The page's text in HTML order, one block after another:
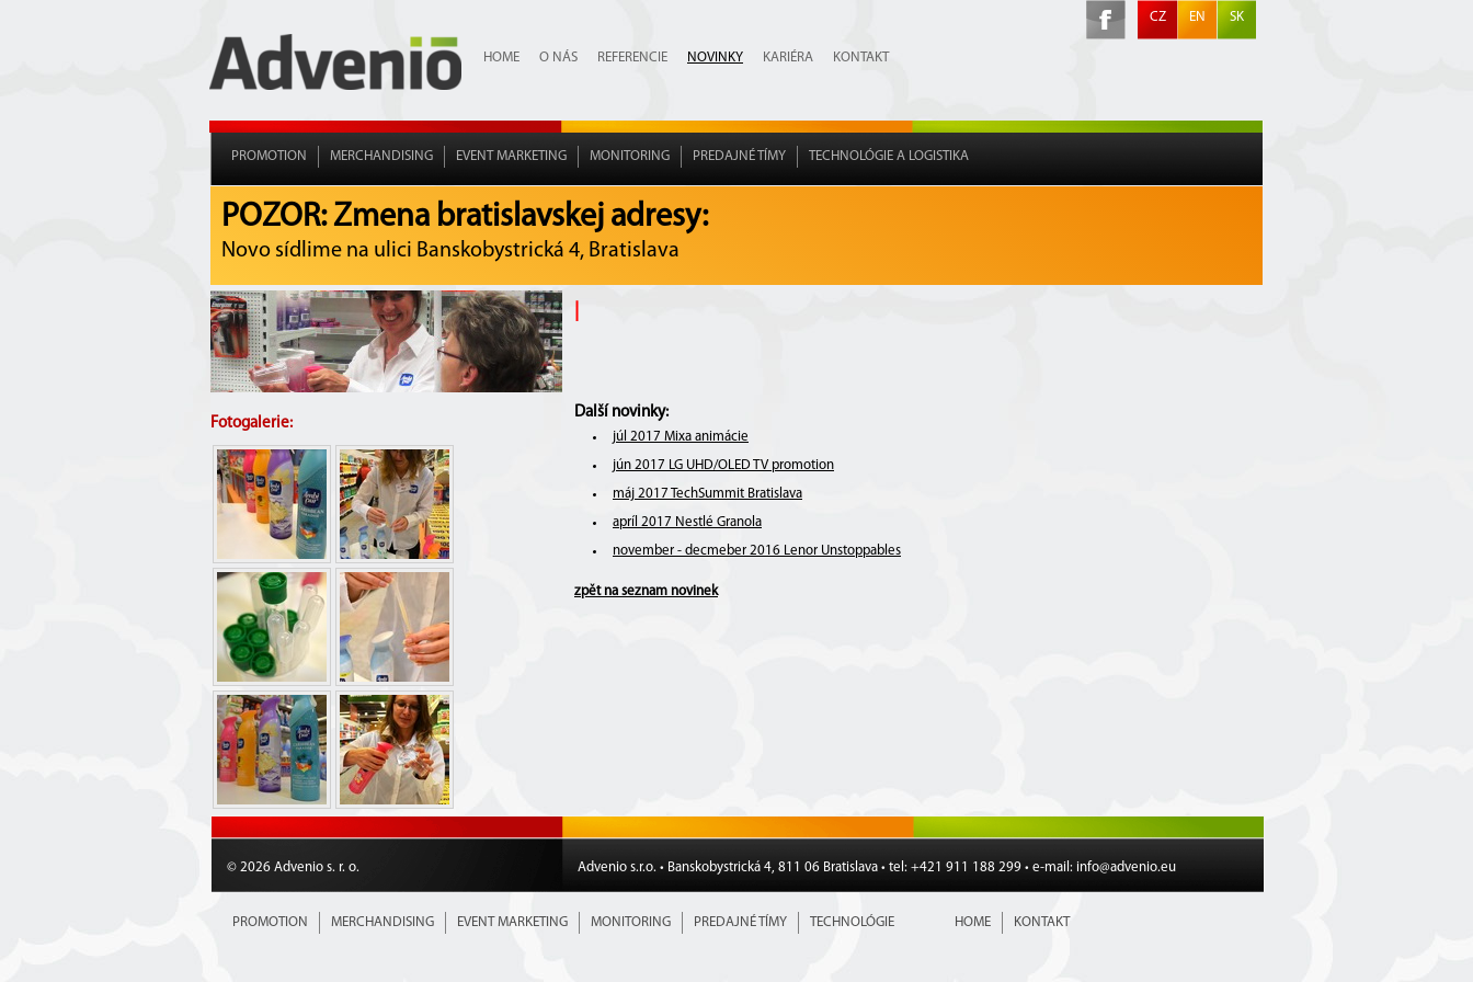
HOME O NÁS REFERENCIE NOVINKY KARIÉRA KONTAKT
CZ EN SK
PROMOTION MERCHANDISING EVENT MARKETING MONITORING PREDAJNÉ TÍMY TECHNOLÓGIE A LOGISTIKA
POZOR: Zmena bratislavskej adresy:
Novo sídlime na ulici Banskobystrická 4, Bratislava
Fotogalerie:
Další novinky:
júl 2017 Mixa animácie
jún 2017 LG UHD/OLED TV promotion
máj 2017 TechSummit Bratislava
apríl 2017 Nestlé Granola
november - decmeber 2016 Lenor Unstoppables
zpět na seznam novinek
© 2026 Advenio s. r. o. Advenio s.r.o. • Banskobystrická 4, 811 06 Bratislava • tel: +421 911 188 299 • e-mail: info@advenio.eu
PROMOTION MERCHANDISING EVENT MARKETING MONITORING PREDAJNÉ TÍMY TECHNOLÓGIE HOME KONTAKT